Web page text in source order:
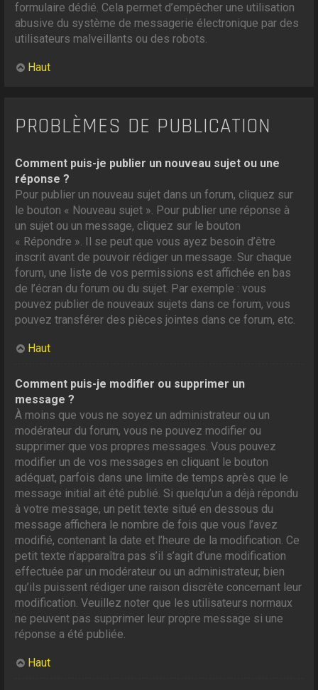
formulaire dédié. Cela permet d’empêcher une utilisation
abusive du système de messagerie électronique par des
utilisateurs malveillants ou des robots.
Haut
PROBLÈMES DE PUBLICATION
Comment puis-je publier un nouveau sujet ou une
réponse ?
Pour publier un nouveau sujet dans un forum, cliquez sur
le bouton « Nouveau sujet ». Pour publier une réponse à
un sujet ou un message, cliquez sur le bouton
« Répondre ». Il se peut que vous ayez besoin d’être
inscrit avant de pouvoir rédiger un message. Sur chaque
forum, une liste de vos permissions est affichée en bas
de l’écran du forum ou du sujet. Par exemple : vous
pouvez publier de nouveaux sujets dans ce forum, vous
pouvez transférer des pièces jointes dans ce forum, etc.
Haut
Comment puis-je modifier ou supprimer un
message ?
À moins que vous ne soyez un administrateur ou un
modérateur du forum, vous ne pouvez modifier ou
supprimer que vos propres messages. Vous pouvez
modifier un de vos messages en cliquant le bouton
adéquat, parfois dans une limite de temps après que le
message initial ait été publié. Si quelqu’un a déjà répondu
à votre message, un petit texte situé en dessous du
message affichera le nombre de fois que vous l’avez
modifié, contenant la date et l’heure de la modification. Ce
petit texte n’apparaîtra pas s’il s’agit d’une modification
effectuée par un modérateur ou un administrateur, bien
qu’ils puissent rédiger une raison discrète concernant leur
modification. Veuillez noter que les utilisateurs normaux
ne peuvent pas supprimer leur propre message si une
réponse a été publiée.
Haut